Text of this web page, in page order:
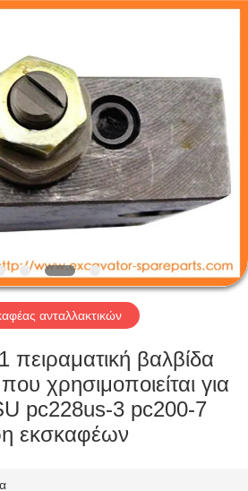
ανταλλακτικών
πειραματική βαλβίδα
χρησιμοποιείται για
pc228us-3 pc200-7
εκσκαφέων